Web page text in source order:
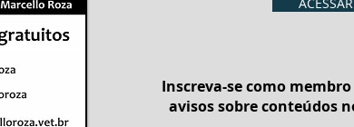
Inscreva-se como
avisos sobre conteúdos